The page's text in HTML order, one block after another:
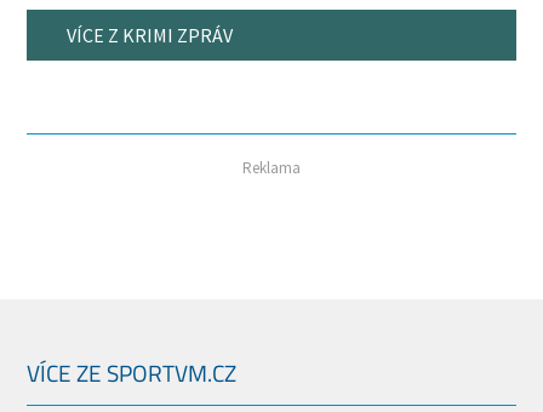
VÍCE Z KRIMI ZPRÁV
Reklama
VÍCE ZE SPORTVM.CZ